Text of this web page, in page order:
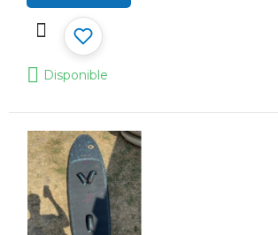
Disponible